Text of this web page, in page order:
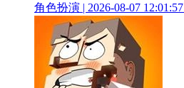
角色扮演 | 2026-08-07 12:01:57